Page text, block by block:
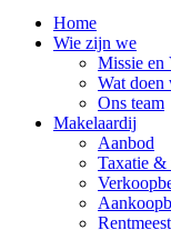
Home
Wie zijn we
Missie en
Wat doen
Ons team
Makelaardij
Aanbod
Taxatie &